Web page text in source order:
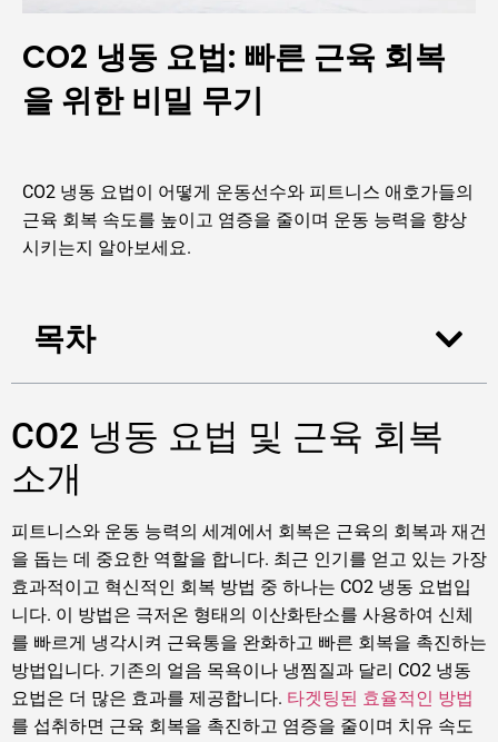
CO2 냉동 요법: 빠른 근육 회복
을 위한 비밀 무기
CO2 냉동 요법이 어떻게 운동선수와 피트니스 애호가들의
근육 회복 속도를 높이고 염증을 줄이며 운동 능력을 향상
시키는지 알아보세요.
목차
CO2 냉동 요법 및 근육 회복
소개
피트니스와 운동 능력의 세계에서 회복은 근육의 회복과 재건
을 돕는 데 중요한 역할을 합니다. 최근 인기를 얻고 있는 가장
효과적이고 혁신적인 회복 방법 중 하나는 CO2 냉동 요법입
니다. 이 방법은 극저온 형태의 이산화탄소를 사용하여 신체
를 빠르게 냉각시켜 근육통을 완화하고 빠른 회복을 촉진하는
방법입니다. 기존의 얼음 목욕이나 냉찜질과 달리 CO2 냉동
요법은 더 많은 효과를 제공합니다. 타겟팅된 효율적인 방법
를 섭취하면 근육 회복을 촉진하고 염증을 줄이며 치유 속도